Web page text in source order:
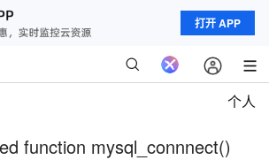
打开 APP
个人
function mysql_connnect()